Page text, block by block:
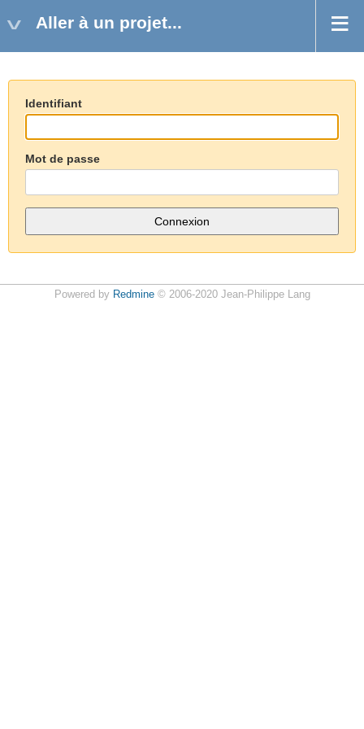
Aller à un projet...
Identifiant
Mot de passe
Powered by Redmine© 2006-2020 Jean-Philippe Lang